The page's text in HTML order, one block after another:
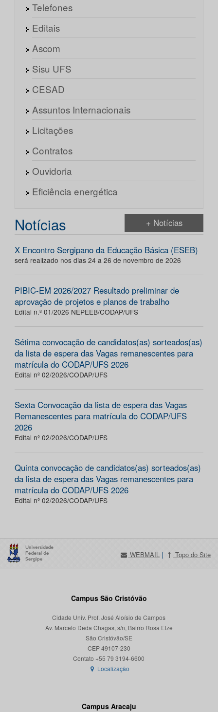
Telefones
Editais
Ascom
Sisu UFS
CESAD
Assuntos Internacionais
Licitações
Contratos
Ouvidoria
Eficiência energética
Notícias + Notícias
X Encontro Sergipano da Educação Básica (ESEB)
será realizado nos dias 24 a 26 de novembro de 2026
PIBIC-EM 2026/2027 Resultado preliminar de
aprovação de projetos e planos de trabalho
Edital n.º 01/2026 NEPEEB/CODAP/UFS
Sétima convocação de candidatos(as) sorteados(as)
da lista de espera das Vagas remanescentes para
matrícula do CODAP/UFS 2026
Edital nº 02/2026/CODAP/UFS
Sexta Convocação da lista de espera das Vagas
Remanescentes para matrícula do CODAP/UFS
2026
Edital nº 02/2026/CODAP/UFS
Quinta convocação de candidatos(as) sorteados(as)
da lista de espera das Vagas remanescentes para
matrícula do CODAP/UFS 2026
Edital nº 02/2026/CODAP/UFS
WEBMAIL | Topo do Site
Campus São Cristóvão
Cidade Univ. Prof. José Aloísio de Campos
Av. Marcelo Deda Chagas, s/n, Bairro Rosa Elze
São Cristóvão/SE
CEP 49107-230
Localização
Campus Aracaju